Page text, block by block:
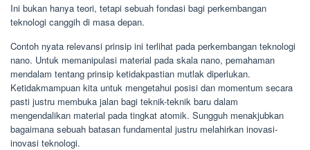
Ini bukan hanya teori, tetapi sebuah fondasi bagi perkembangan
teknologi canggih di masa depan.
Contoh nyata relevansi prinsip ini terlihat pada perkembangan teknologi
nano. Untuk memanipulasi material pada skala nano, pemahaman
mendalam tentang prinsip ketidakpastian mutlak diperlukan.
Ketidakmampuan kita untuk mengetahui posisi dan momentum secara
pasti justru membuka jalan bagi teknik-teknik baru dalam
mengendalikan material pada tingkat atomik. Sungguh menakjubkan
bagaimana sebuah batasan fundamental justru melahirkan inovasi-
inovasi teknologi.